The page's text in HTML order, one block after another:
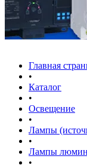
Главная
•
Каталог
•
Освещение
•
Лампы
•
Лампы
•